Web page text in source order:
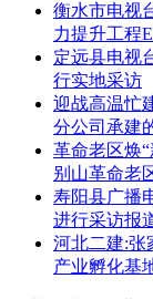
衡水市电视
力提升工程
定远县电视
行实地采访
迎战高温忙
分公司承建
革命老区焕
别山革命老
寿阳县广播
进行采访报
河北二建:张
产业孵化基